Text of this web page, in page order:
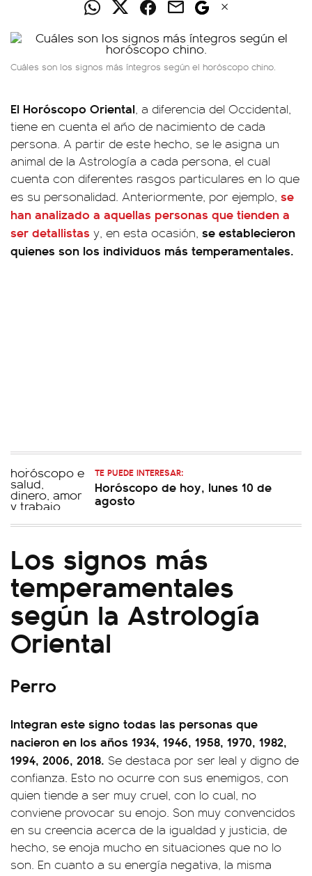
Cuáles son los signos más íntegros según el horóscopo chino.
El Horóscopo Oriental, a diferencia del Occidental,
tiene en cuenta el año de nacimiento de cada
persona. A partir de este hecho, se le asigna un
animal de la Astrología a cada persona, el cual
cuenta con diferentes rasgos particulares en lo que
es su personalidad. Anteriormente, por ejemplo, se
han analizado a aquellas personas que tienden a
ser detallistas y, en esta ocasión, se establecieron
quienes son los individuos más temperamentales.
TE PUEDE INTERESAR:
Horóscopo de hoy, lunes 10 de
agosto
Los signos más
temperamentales
según la Astrología
Oriental
Perro
Integran este signo todas las personas que
nacieron en los años 1934, 1946, 1958, 1970, 1982,
1994, 2006, 2018. Se destaca por ser leal y digno de
confianza. Esto no ocurre con sus enemigos, con
quien tiende a ser muy cruel, con lo cual, no
conviene provocar su enojo. Son muy convencidos
en su creencia acerca de la igualdad y justicia, de
hecho, se enoja mucho en situaciones que no lo
son. En cuanto a su energía negativa, la misma